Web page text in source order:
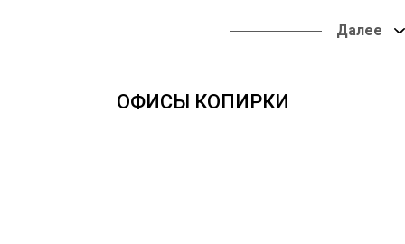
Вы можете забрать заказ
в наших офисах или
ОФИСЫ КОПИРКИ